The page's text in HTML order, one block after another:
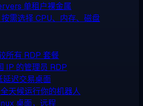
单租户裸金属
按需选择 CPU、内存、磁盘
所有 RDP 套餐
IP 的管理员 RDP
延迟交易桌面
全天候运行你的机器人
桌面，远程